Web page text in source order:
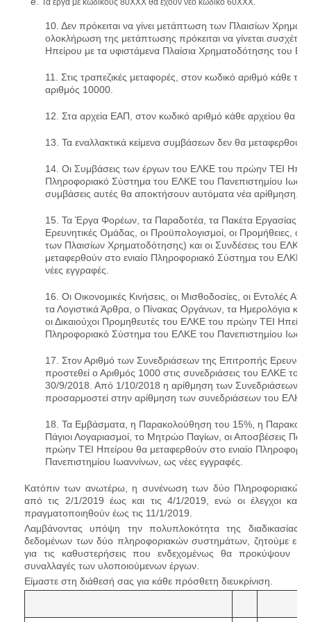
10. Δεν πρόκειται να γίνει μετάπτωση των Πλαισίων
ολοκλήρωση της μετάπτωσης πρόκειται να γίνεται
Ηπείρου με τα υφιστάμενα Πλαίσια Χρηματοδότησης του
11. Στις τραπεζικές μεταφορές, στον κωδικό αριθμό κάθε
αριθμός 10000.
12. Στα αρχεία ΕΑΠ, στον κωδικό αριθμό κάθε αρχείου θα
13. Τα εναλλακτικά κείμενα συμβάσεων δεν θα μεταφερθούν.
14. Οι Συμβάσεις των έργων του ΕΛΚΕ του πρώην ΤΕΙ
Πληροφοριακό Σύστημα του ΕΛΚΕ του Πανεπιστημίου
συμβάσεις αυτές θα αποκτήσουν αυτόματα νέα αρίθμηση.
15. Τα Έργα Φορέων, τα Παραδοτέα, τα Πακέτα Εργασίας, οι
Ερευνητικές Ομάδας, οι Προϋπολογισμοί, οι Προμήθειες, οι
των Πλαισίων Χρηματοδότησης) και οι Συνδέσεις του
μεταφερθούν στο ενιαίο Πληροφοριακό Σύστημα του ΕΛΚΕ
νέες εγγραφές.
16. Οι Οικονομικές Κινήσεις, οι Μισθοδοσίες, οι Εντολές
τα Λογιστικά Άρθρα, ο Πίνακας Οργάνων, τα Ημερολόγια
οι Δικαιούχοι Προμηθευτές του ΕΛΚΕ του πρώην ΤΕΙ
Πληροφοριακό Σύστημα του ΕΛΚΕ του Πανεπιστημίου
17. Στον Αριθμό των Συνεδριάσεων της Επιτροπής Ερευνών
προστεθεί ο Αριθμός 1000 στις συνεδριάσεις του ΕΛΚΕ
30/9/2018. Από 1/10/2018 η αρίθμηση των Συνεδριάσεων θα
προσαρμοστεί στην αρίθμηση των συνεδριάσεων του ΕΛΚΕ
18. Τα Εμβάσματα, η Παρακολούθηση του 15%, η
Πάγιοι Λογαριασμοί, το Μητρώο Παγίων, οι Αποσβέσεις
πρώην ΤΕΙ Ηπείρου θα μεταφερθούν στο ενιαίο
Πανεπιστημίου Ιωαννίνων, ως νέες εγγραφές.
Κατόπιν των ανωτέρω, η συνένωση των δύο Πληροφοριακών
από τις 2/1/2019 έως και τις 4/1/2019, ενώ οι έλεγχοι και
πραγματοποιηθούν έως τις 11/1/2019.
Λαμβάνοντας υπόψη την πολυπλοκότητα της διαδικασίας
δεδομένων των δύο πληροφοριακών συστημάτων, ζητούμε εκ
για τις καθυστερήσεις που ενδεχομένως θα προκύψουν στις
συναλλαγές των υλοποιούμενων έργων.
Είμαστε στη διάθεσή σας για κάθε πρόσθετη διευκρίνιση.